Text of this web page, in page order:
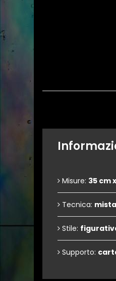
Misure: 35 cm
Tecnica: mista
Stile:
Supporto: